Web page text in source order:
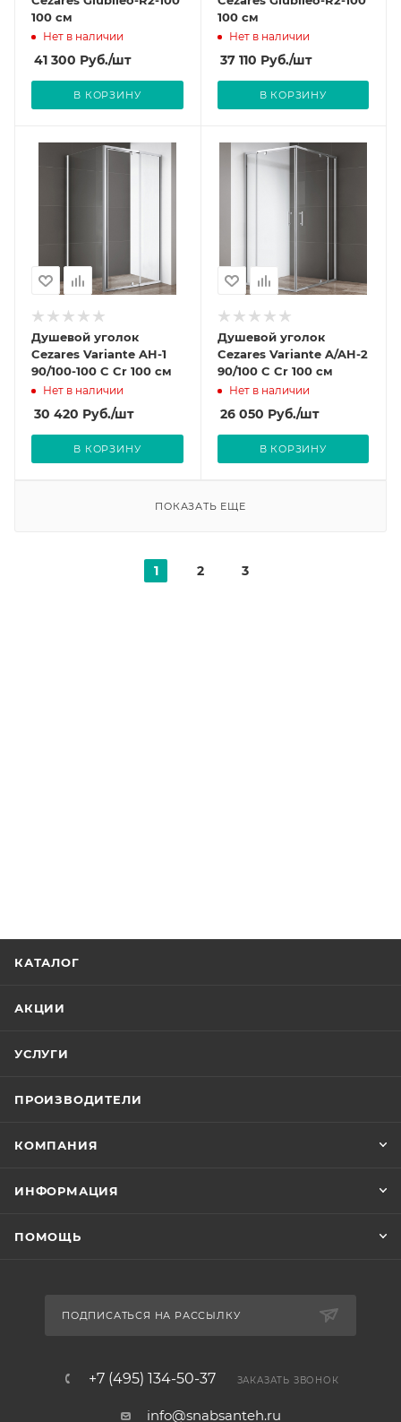
100 см
Нет в наличии
41 300 Руб./шт
В КОРЗИНУ
100 см
Нет в наличии
37 110 Руб./шт
В КОРЗИНУ
Душевой уголок
Cezares Variante AH-1
90/100-100 C Cr 100 см
Нет в наличии
30 420 Руб./шт
В КОРЗИНУ
Душевой уголок
Cezares Variante A/AH-2
90/100 C Cr 100 см
Нет в наличии
26 050 Руб./шт
В КОРЗИНУ
ПОКАЗАТЬ ЕЩЕ
1 2 3
КАТАЛОГ
АКЦИИ
УСЛУГИ
ПРОИЗВОДИТЕЛИ
КОМПАНИЯ
ИНФОРМАЦИЯ
ПОМОЩЬ
ПОДПИСАТЬСЯ НА РАССЫЛКУ
+7 (495) 134-50-37 ЗАКАЗАТЬ ЗВОНОК
info@snabsanteh.ru